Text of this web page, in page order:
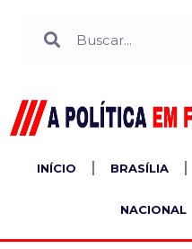
INÍCIO BRASÍLIA
NACIONAL